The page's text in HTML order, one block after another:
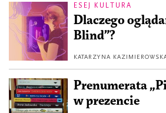
ESEJ KULTURA
Dlaczego
Blind”?
KATARZYNA
Prenumerata
w prezencie